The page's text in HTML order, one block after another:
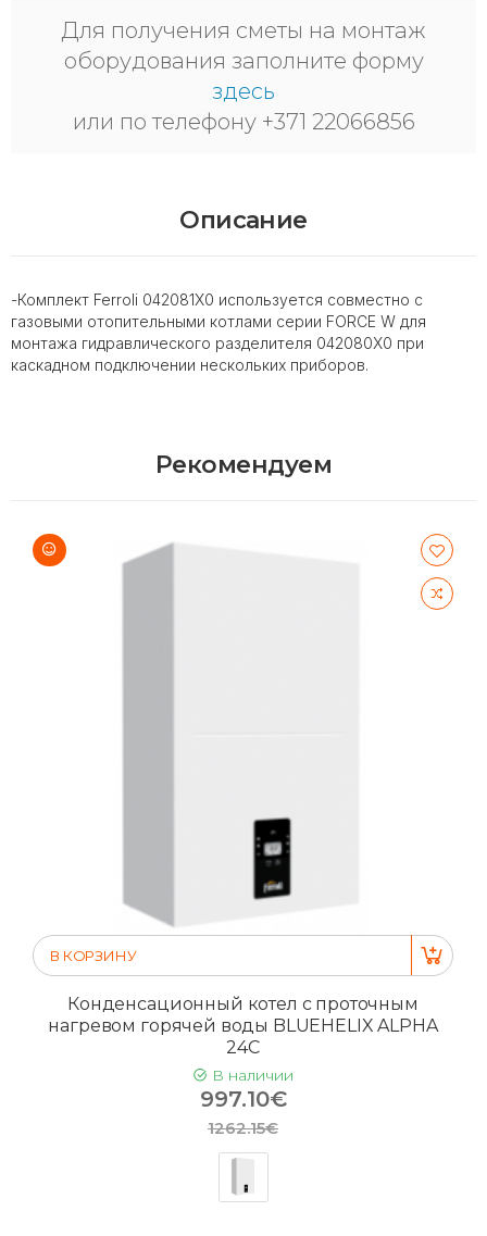
Для получения сметы на монтаж
оборудования заполните форму
здесь
или по телефону +371 22066856
Описание
-Комплект Ferroli 042081X0 используется совместно с
газовыми отопительными котлами серии FORCE W для
монтажа гидравлического разделителя 042080X0 при
каскадном подключении нескольких приборов.
Рекомендуем
В КОРЗИНУ
Конденсационный котел с проточным
нагревом горячей воды BLUEHELIX ALPHA
24C
В наличии
997.10€
1262.15€